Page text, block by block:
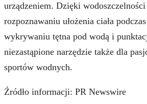
urządzeniem. Dzięki
rozpoznawaniu ułożenia ciała
wykrywaniu tętna pod wodą i
niezastąpione narzędzie także dla
sportów wodnych.
Źródło informacji: PR Newswire